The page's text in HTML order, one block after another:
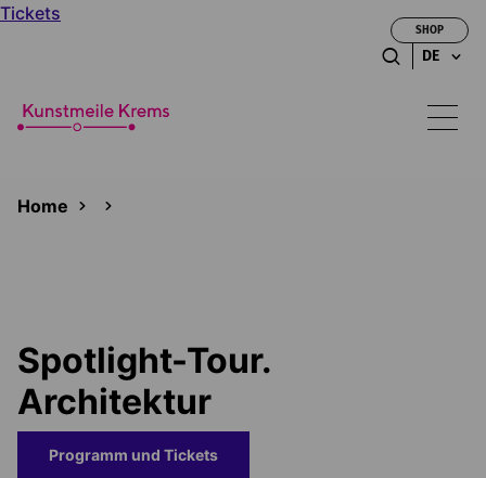
SHOP
Tickets
DE
Home
Spotlight-Tour.
Architektur
Programm und Tickets